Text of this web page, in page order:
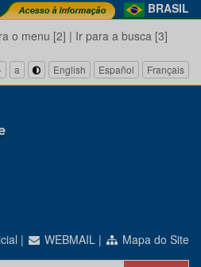
BRASIL
o menu [2] | Ir para a busca [3]
a English Español Français
| WEBMAIL | Mapa do Site